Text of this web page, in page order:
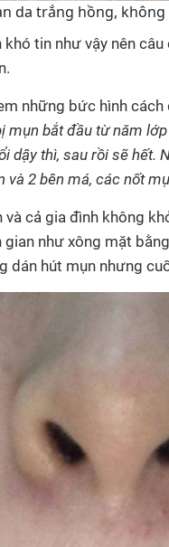
da trắng hồng,
tin như vậy nên
những bức hình
mụn bắt đầu từ năm
dậy thì, sau rồi sẽ hết.
2 bên má, các nốt
cả gia đình không
như xông mặt
dán hút mụn nhưng